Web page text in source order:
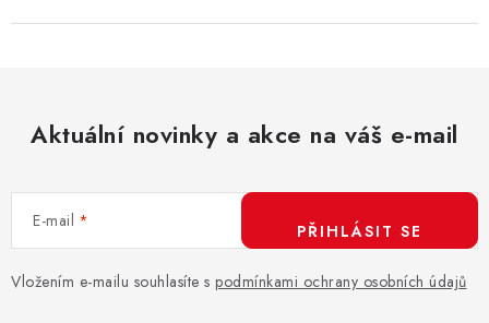
Aktuální novinky a akce na váš e-mail
E-mail
Vložením e-mailu souhlasíte s podmínkami ochrany osobních údajů
PŘIHLÁSIT SE